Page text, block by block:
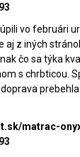
vo februári
aj z iných
čo sa týka
s chrbticou.
matrac-